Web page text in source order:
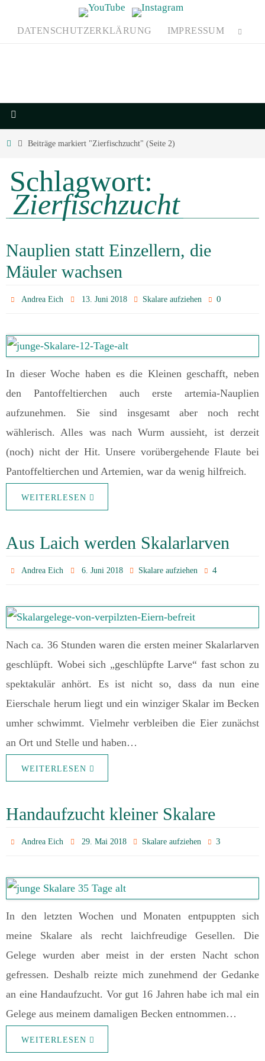
DATENSCHUTZERKLÄRUNG IMPRESSUM
Beiträge markiert "Zierfischzucht" (Seite 2)
Schlagwort:
Zierfischzucht
Nauplien statt Einzellern, die
Mäuler wachsen
Andrea Eich 13. Juni 2018 Skalare aufziehen 0
In dieser Woche haben es die Kleinen geschafft, neben
den Pantoffeltierchen auch erste artemia-Nauplien
aufzunehmen. Sie sind insgesamt aber noch recht
wählerisch. Alles was nach Wurm aussieht, ist derzeit
(noch) nicht der Hit. Unsere vorübergehende Flaute bei
Pantoffeltierchen und Artemien, war da wenig hilfreich.
WEITERLESEN
Aus Laich werden Skalarlarven
Andrea Eich 6. Juni 2018 Skalare aufziehen 4
Nach ca. 36 Stunden waren die ersten meiner Skalarlarven
geschlüpft. Wobei sich „geschlüpfte Larve“ fast schon zu
spektakulär anhört. Es ist nicht so, dass da nun eine
Eierschale herum liegt und ein winziger Skalar im Becken
umher schwimmt. Vielmehr verbleiben die Eier zunächst
an Ort und Stelle und haben…
WEITERLESEN
Handaufzucht kleiner Skalare
Andrea Eich 29. Mai 2018 Skalare aufziehen 3
In den letzten Wochen und Monaten entpuppten sich
meine Skalare als recht laichfreudige Gesellen. Die
Gelege wurden aber meist in der ersten Nacht schon
gefressen. Deshalb reizte mich zunehmend der Gedanke
an eine Handaufzucht. Vor gut 16 Jahren habe ich mal ein
Gelege aus meinem damaligen Becken entnommen…
WEITERLESEN